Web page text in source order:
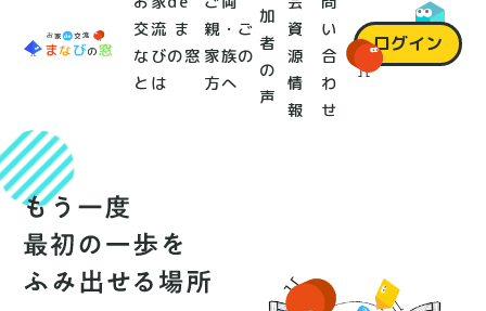
交流 ま
なびの窓
とは
親・ご
家族の
方へ
加
者
の
声
資
源
情
報
い
合
わ
せ
ログイン